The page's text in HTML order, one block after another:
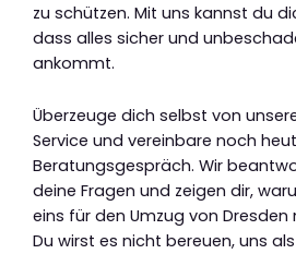
zu schützen. Mit uns kannst du
dass alles sicher und
ankommt.
Überzeuge dich selbst von
Service und vereinbare noch
Beratungsgespräch. Wir
deine Fragen und zeigen dir,
eins für den Umzug von Dresden
Du wirst es nicht bereuen, uns